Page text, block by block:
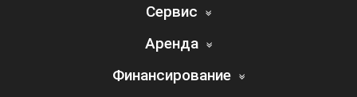
Сервис
Аренда
Финансирование